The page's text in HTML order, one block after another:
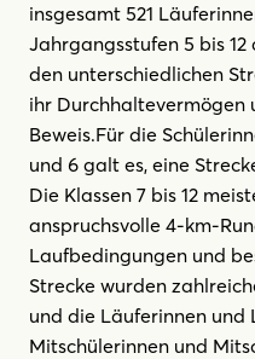
insgesamt 521
Jahrgangsstufen 5 bis
den unterschiedlichen
ihr Durchhaltevermögen
Beweis.Für die
und 6 galt es, eine
Die Klassen 7 bis 12
anspruchsvolle 4-km-
Laufbedingungen und
Strecke wurden
und die Läuferinnen und
Mitschülerinnen und